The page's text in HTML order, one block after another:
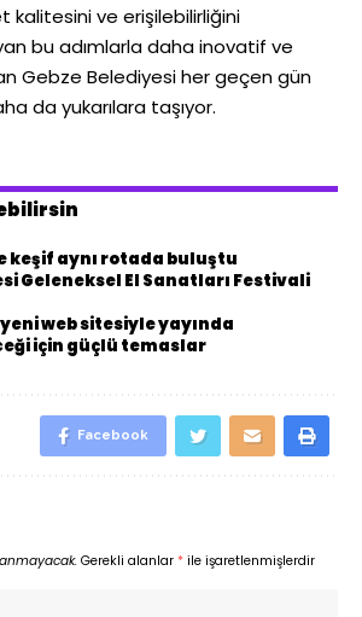
kalitesini ve erişilebilirliğini
bu adımlarla daha inovatif ve
Gebze Belediyesi her geçen gün
da yukarılara taşıyor.
keşif aynı rotada buluştu
Geleneksel El Sanatları Festivali
web sitesiyle yayında
için güçlü temaslar
Facebook
Gerekli alanlar * ile işaretlenmişlerdir